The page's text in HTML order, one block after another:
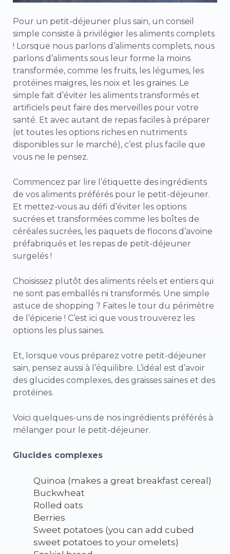
Pour un petit-déjeuner plus sain, un conseil
simple consiste à privilégier les aliments complets
! Lorsque nous parlons d’aliments complets, nous
parlons d’aliments sous leur forme la moins
transformée, comme les fruits, les légumes, les
protéines maigres, les noix et les graines. Le
simple fait d’éviter les aliments transformés et
artificiels peut faire des merveilles pour votre
santé. Et avec autant de repas faciles à préparer
(et toutes les options riches en nutriments
disponibles sur le marché), c’est plus facile que
vous ne le pensez.
Commencez par lire l’étiquette des ingrédients
de vos aliments préférés pour le petit-déjeuner.
Et mettez-vous au défi d’éviter les options
sucrées et transformées comme les boîtes de
céréales sucrées, les paquets de flocons d’avoine
préfabriqués et les repas de petit-déjeuner
surgelés !
Choisissez plutôt des aliments réels et entiers qui
ne sont pas emballés ni transformés. Une simple
astuce de shopping ? Faites le tour du périmètre
de l’épicerie ! C’est ici que vous trouverez les
options les plus saines.
Et, lorsque vous préparez votre petit-déjeuner
sain, pensez aussi à l’équilibre. L’idéal est d’avoir
des glucides complexes, des graisses saines et des
protéines.
Voici quelques-uns de nos ingrédients préférés à
mélanger pour le petit-déjeuner.
Glucides complexes
Quinoa (makes a great breakfast cereal)
Buckwheat
Rolled oats
Berries
Sweet potatoes (you can add cubed
sweet potatoes to your omelets)